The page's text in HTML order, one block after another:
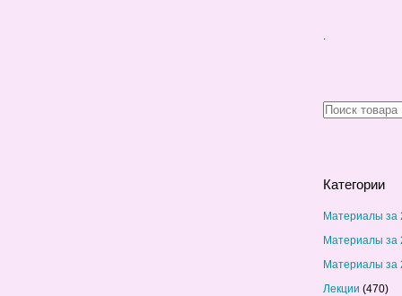
.
Категории
Материалы за
Материалы за
Материалы за
Лекции (470)